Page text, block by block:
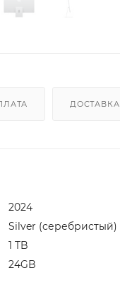
ДОСТАВКА
2024
Silver (серебристый)
1 TB
24GB